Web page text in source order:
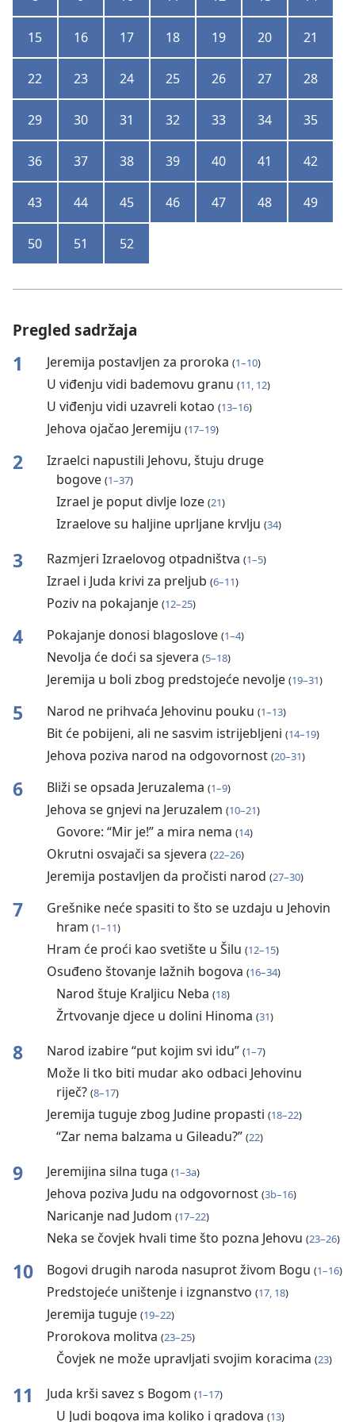
15 16 17 18 19 20 21
22 23 24 25 26 27 28
29 30 31 32 33 34 35
36 37 38 39 40 41 42
43 44 45 46 47 48 49
50 51 52
Pregled sadržaja
1 Jeremija postavljen za proroka (1⁠–⁠10)
U viđenju vidi bademovu granu (11, 12)
U viđenju vidi uzavreli kotao (13⁠–⁠16)
Jehova ojačao Jeremiju (17⁠–⁠19)
2
Izraelci napustili Jehovu, štuju druge
bogove (1⁠–⁠37)
Izrael je poput divlje loze (21)
Izraelove su haljine uprljane krvlju (34)
3 Razmjeri Izraelovog otpadništva (1⁠–⁠5)
Izrael i Juda krivi za preljub (6⁠–⁠11)
Poziv na pokajanje (12⁠–⁠25)
4 Pokajanje donosi blagoslove (1⁠–⁠4)
Nevolja će doći sa sjevera (5⁠–⁠18)
Jeremija u boli zbog predstojeće nevolje (19⁠–⁠31)
5 Narod ne prihvaća Jehovinu pouku (1⁠–⁠13)
Bit će pobijeni, ali ne sasvim istrijebljeni (14⁠–⁠19)
Jehova poziva narod na odgovornost (20⁠–⁠31)
6 Bliži se opsada Jeruzalema (1⁠–⁠9)
Jehova se gnjevi na Jeruzalem (10⁠–⁠21)
Govore: “Mir je!” a mira nema (14)
Okrutni osvajači sa sjevera (22⁠–⁠26)
Jeremija postavljen da pročisti narod (27⁠–⁠30)
7
Grešnike neće spasiti to što se uzdaju u Jehovin
hram (1⁠–⁠11)
Hram će proći kao svetište u Šilu (12⁠–⁠15)
Osuđeno štovanje lažnih bogova (16⁠–⁠34)
Narod štuje Kraljicu Neba (18)
Žrtvovanje djece u dolini Hinoma (31)
8 Narod izabire “put kojim svi idu” (1⁠–⁠7)
Može li tko biti mudar ako odbaci Jehovinu
riječ? (8⁠–⁠17)
Jeremija tuguje zbog Judine propasti (18⁠–⁠22)
“Zar nema balzama u Gileadu?” (22)
9 Jeremijina silna tuga (1⁠–⁠3a)
Jehova poziva Judu na odgovornost (3b⁠–⁠16)
Naricanje nad Judom (17⁠–⁠22)
Neka se čovjek hvali time što pozna Jehovu (23⁠–⁠26)
10 Bogovi drugih naroda nasuprot živom Bogu (1⁠–⁠16)
Predstojeće uništenje i izgnanstvo (17, 18)
Jeremija tuguje (19⁠–⁠22)
Prorokova molitva (23⁠–⁠25)
Čovjek ne može upravljati svojim koracima (23)
11 Juda krši savez s Bogom (1⁠–⁠17)
U Judi bogova ima koliko i gradova (13)